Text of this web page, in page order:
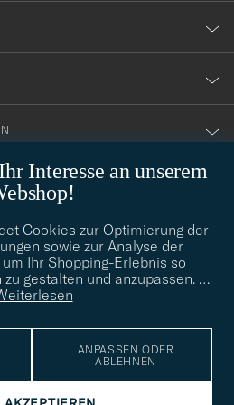
Interesse an unserem
Cookies zur Optimierung der
sowie zur Analyse der
Ihr Shopping-Erlebnis so
gestalten und anzupassen. …
ANPASSEN ODER
ABLEHNEN
nach Ihrem persönlichen Stil?
helfen Ihnen gerne weiter!